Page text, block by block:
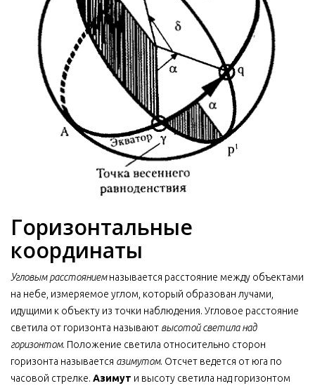
Горизонтальные
координаты
Угловым расстояниемназывается расстояние между объектами
на небе, измеряемое углом, который образован лучами,
идущими к объекту из точки наблюдения. Угловое расстояние
светила от горизонта называют высотой светила над
горизонтом. Положение светила относительно сторон
горизонта называется азимутом. Отсчет ведется от юга по
часовой стрелке. Азимут и высоту светила над горизонтом